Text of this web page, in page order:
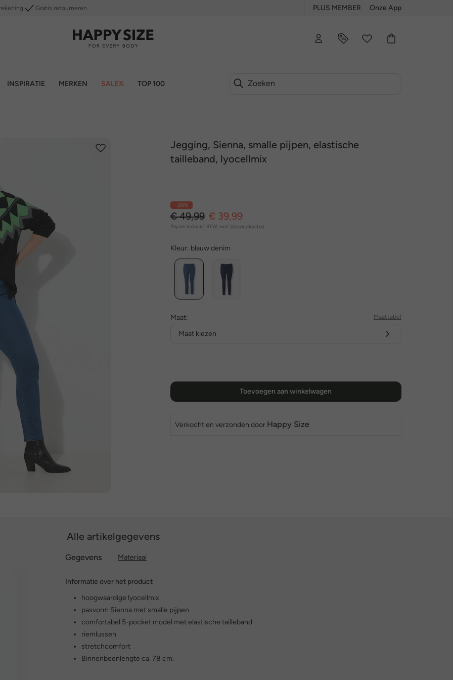
Gratis retourneren PLUS MEMBER Onze App
INSPIRATIE MERKEN SALE% TOP 100
Jegging, Sienna, smalle pijpen, elastische
tailleband, lyocellmix
- 20%
€ 49,99 € 39,99
Prijzen inclusief BTW, excl. Verzendkosten
Kleur: blauw denim
Maat: Maattabel
Maat kiezen
Toevoegen aan winkelwagen
Verkocht en verzonden door Happy Size
Alle artikelgegevens
Gegevens Materiaal
Informatie over het product
hoogwaardige lyocellmix
pasvorm Sienna met smalle pijpen
comfortabel 5-pocket model met elastische tailleband
riemlussen
stretchcomfort
Binnenbeenlengte ca. 78 cm.